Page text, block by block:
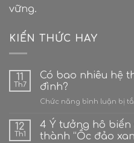
vững.
KIẾN THỨC HAY
11
Th7
Có bao nhiêu hệ
đình?
Chức năng bình luận bị
12
Th1
4 Ý tưởng hô
thành “Ốc đảo